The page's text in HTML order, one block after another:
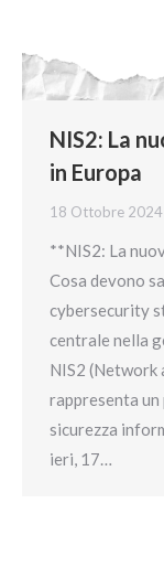
NIS2: La
in Europa
18 Ottobre 2024
**NIS2: La
Cosa devono
cybersecurity
centrale nella
NIS2 (Network
rappresenta
sicurezza
ieri, 17…